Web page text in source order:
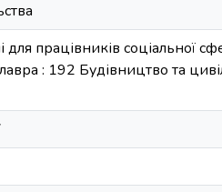
працівників соціальної
: 192 Будівництво та